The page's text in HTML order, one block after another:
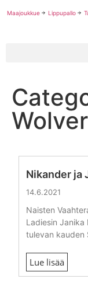
Maajoukkue Lippupallo
Nikander ja
14.6.2021
Naisten
Ladiesin Janika
tulevan kauden
Lue lisää